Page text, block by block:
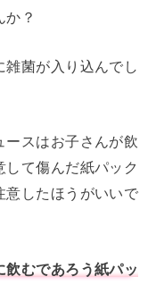
か？
菌が入り込んでし
ースはお子さんが飲
て傷んだ紙パック
意したほうがいいで
飲むであろう紙パッ